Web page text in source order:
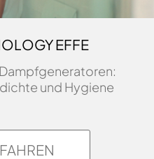
EFFE
und Hygiene